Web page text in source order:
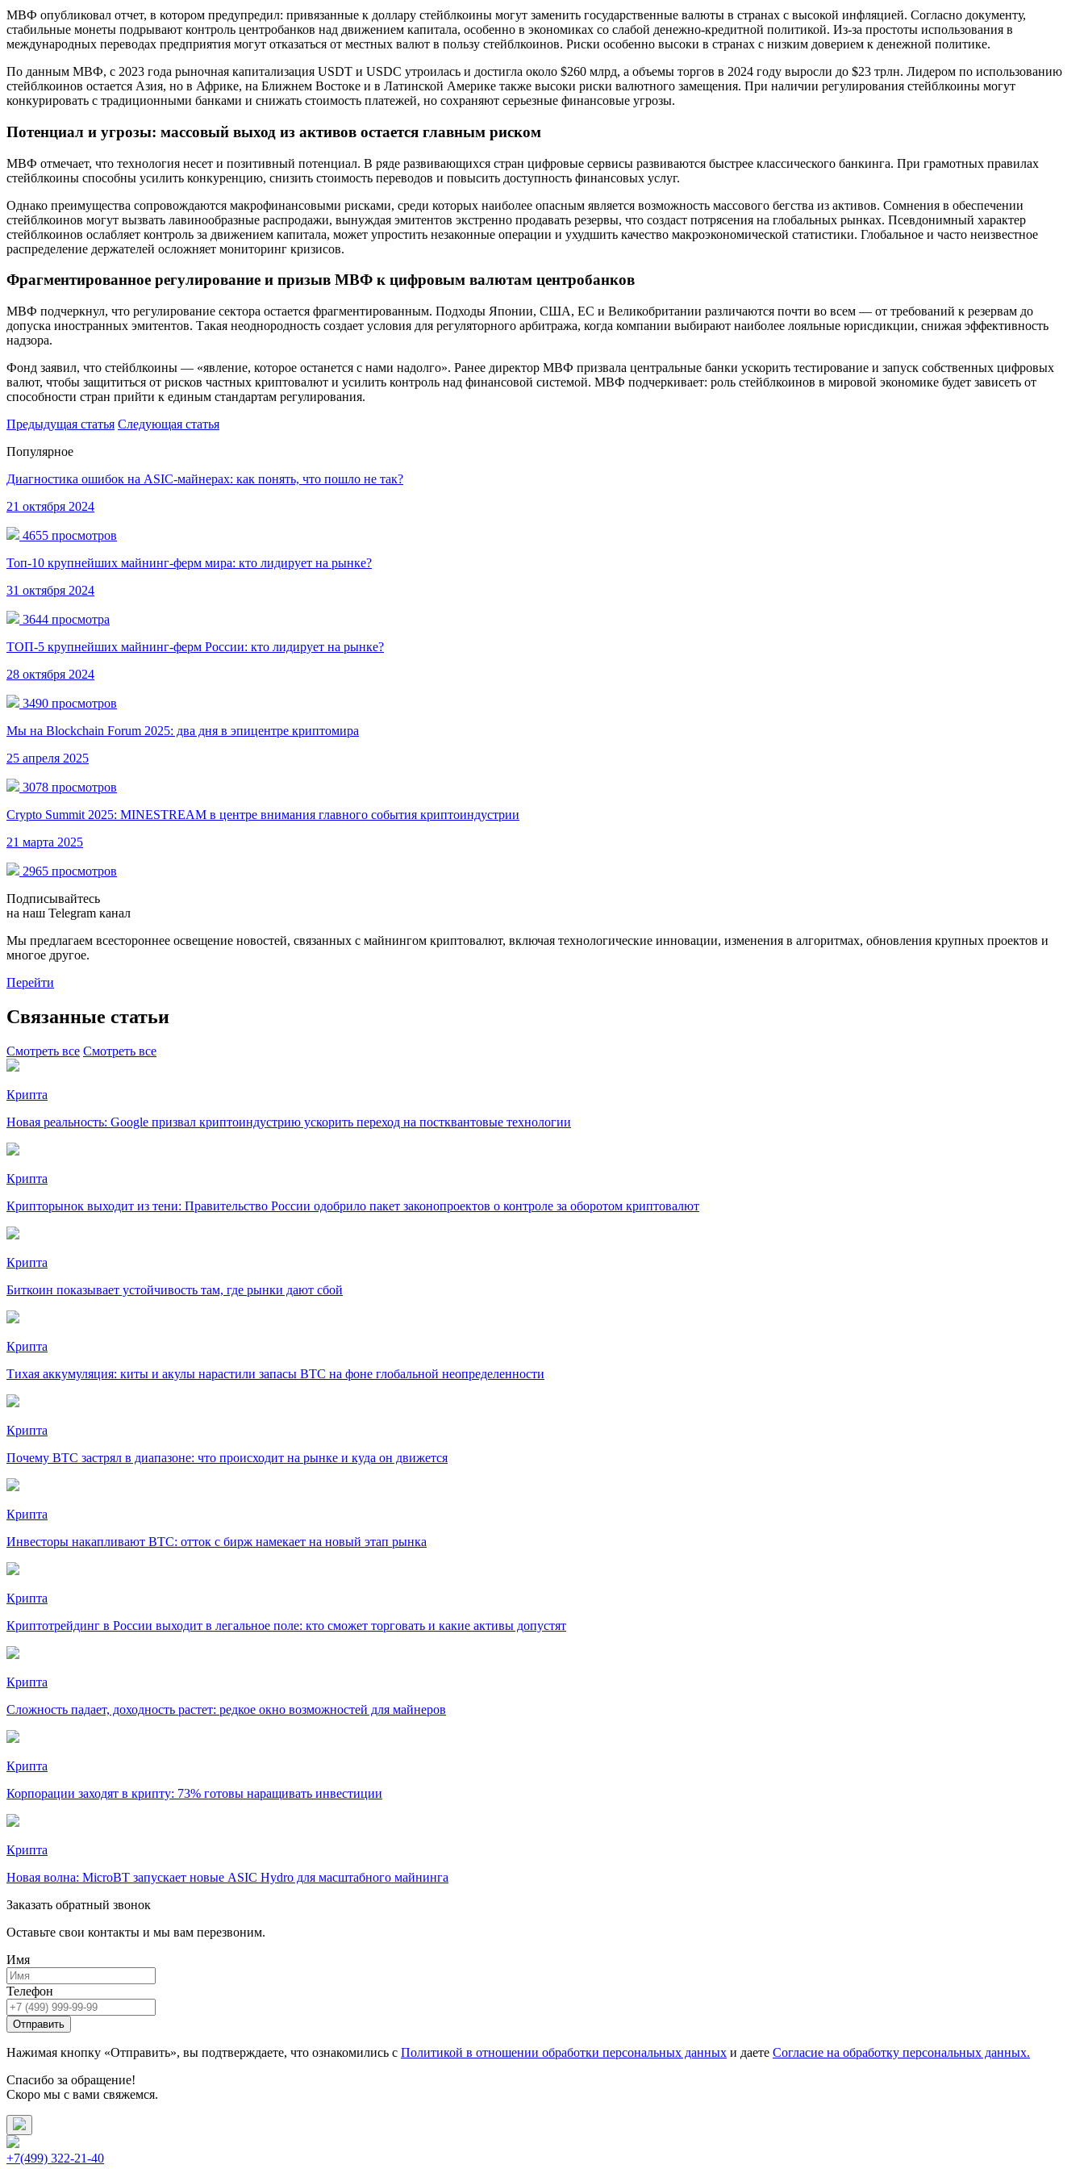
МВФ опубликовал отчет, в котором предупредил: привязанные к доллару стейблкоины могут заменить государственные валюты в странах с высокой инфляцией. Согласно документу,
стабильные монеты подрывают контроль центробанков над движением капитала, особенно в экономиках со слабой денежно-кредитной политикой. Из-за простоты использования в
международных переводах предприятия могут отказаться от местных валют в пользу стейблкоинов. Риски особенно высоки в странах с низким доверием к денежной политике.
По данным МВФ, с 2023 года рыночная капитализация USDT и USDC утроилась и достигла около $260 млрд, а объемы торгов в 2024 году выросли до $23 трлн. Лидером по использованию
стейблкоинов остается Азия, но в Африке, на Ближнем Востоке и в Латинской Америке также высоки риски валютного замещения. При наличии регулирования стейблкоины могут
конкурировать с традиционными банками и снижать стоимость платежей, но сохраняют серьезные финансовые угрозы.
Потенциал и угрозы: массовый выход из активов остается главным риском
МВФ отмечает, что технология несет и позитивный потенциал. В ряде развивающихся стран цифровые сервисы развиваются быстрее классического банкинга. При грамотных правилах
стейблкоины способны усилить конкуренцию, снизить стоимость переводов и повысить доступность финансовых услуг.
Однако преимущества сопровождаются макрофинансовыми рисками, среди которых наиболее опасным является возможность массового бегства из активов. Сомнения в обеспечении
стейблкоинов могут вызвать лавинообразные распродажи, вынуждая эмитентов экстренно продавать резервы, что создаст потрясения на глобальных рынках. Псевдонимный характер
стейблкоинов ослабляет контроль за движением капитала, может упростить незаконные операции и ухудшить качество макроэкономической статистики. Глобальное и часто неизвестное
распределение держателей осложняет мониторинг кризисов.
Фрагментированное регулирование и призыв МВФ к цифровым валютам центробанков
МВФ подчеркнул, что регулирование сектора остается фрагментированным. Подходы Японии, США, ЕС и Великобритании различаются почти во всем — от требований к резервам до
допуска иностранных эмитентов. Такая неоднородность создает условия для регуляторного арбитража, когда компании выбирают наиболее лояльные юрисдикции, снижая эффективность
надзора.
Фонд заявил, что стейблкоины — «явление, которое останется с нами надолго». Ранее директор МВФ призвала центральные банки ускорить тестирование и запуск собственных цифровых
валют, чтобы защититься от рисков частных криптовалют и усилить контроль над финансовой системой. МВФ подчеркивает: роль стейблкоинов в мировой экономике будет зависеть от
способности стран прийти к единым стандартам регулирования.
Предыдущая статья Следующая статья
Популярное
Диагностика ошибок на ASIC-майнерах: как понять, что пошло не так?
21 октября 2024
4655 просмотров
Топ-10 крупнейших майнинг-ферм мира: кто лидирует на рынке?
31 октября 2024
3644 просмотра
ТОП-5 крупнейших майнинг-ферм России: кто лидирует на рынке?
28 октября 2024
3490 просмотров
Мы на Blockchain Forum 2025: два дня в эпицентре криптомира
25 апреля 2025
3078 просмотров
Crypto Summit 2025: MINESTREAM в центре внимания главного события криптоиндустрии
21 марта 2025
2965 просмотров
Подписывайтесь
на наш Telegram канал
Мы предлагаем всестороннее освещение новостей, связанных с майнингом криптовалют, включая технологические инновации, изменения в алгоритмах, обновления крупных проектов и
многое другое.
Перейти
Связанные статьи
Смотреть все Смотреть все
Крипта
Новая реальность: Google призвал криптоиндустрию ускорить переход на постквантовые технологии
Крипта
Крипторынок выходит из тени: Правительство России одобрило пакет законопроектов о контроле за оборотом криптовалют
Крипта
Биткоин показывает устойчивость там, где рынки дают сбой
Крипта
Тихая аккумуляция: киты и акулы нарастили запасы BTC на фоне глобальной неопределенности
Крипта
Почему BTC застрял в диапазоне: что происходит на рынке и куда он движется
Крипта
Инвесторы накапливают BTC: отток с бирж намекает на новый этап рынка
Крипта
Криптотрейдинг в России выходит в легальное поле: кто сможет торговать и какие активы допустят
Крипта
Сложность падает, доходность растет: редкое окно возможностей для майнеров
Крипта
Корпорации заходят в крипту: 73% готовы наращивать инвестиции
Крипта
Новая волна: MicroBT запускает новые ASIC Hydro для масштабного майнинга
Заказать обратный звонок
Оставьте свои контакты и мы вам перезвоним.
Имя
Телефон
Отправить
Нажимая кнопку «Отправить», вы подтверждаете, что ознакомились с Политикой в отношении обработки персональных данных и даете Согласие на обработку персональных данных.
Спасибо за обращение!
Скоро мы с вами свяжемся.
+7(499) 322-21-40